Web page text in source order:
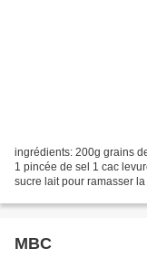
ingrédients: 200g grains
1 pincée de sel 1 cac
sucre lait pour ramasser
MBC